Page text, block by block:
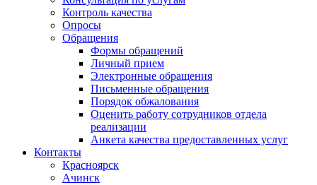
Контроль качества
Опросы
Обращения
Формы обращений
Личный прием
Электронные обращения
Письменные обращения
Порядок обжалования
Оценить работу сотрудников отдела
реализации
Анкета качества предоставленных услуг
Контакты
Красноярск
Ачинск